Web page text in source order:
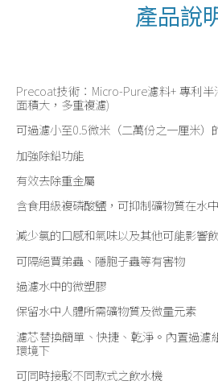
產品說
Precoat技術：Micro-Pure濾料+ 專利
面積大，多重複濾)
可過濾小至0.5微米（二萬份之一厘米）
加強除鉛功能
有效去除重金屬
含食用級複磷酸鹽，可抑制礦物質在水
減少氯的口感和氣味以及其他可能影響
可隔絕賈弟蟲、隱胞子蟲等有害物
過濾水中的微塑膠
保留水中人體所需礦物質及微量元素
濾芯替換簡單、快捷、乾淨。內置過濾
環境下
可同時接駁不同款式之飲水機